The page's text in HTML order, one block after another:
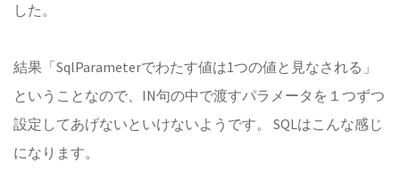
した。
結果「SqlParameterでわたす値は1つの値と見なされる」
ということなので、IN句の中で渡すパラメータを１つずつ
設定してあげないといけないようです。 SQLはこんな感じ
になります。